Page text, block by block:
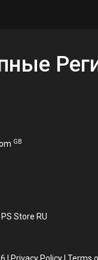
GB
Store RU